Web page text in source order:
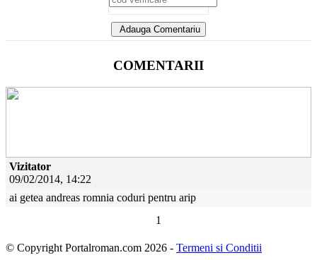
Adauga Comentariu
COMENTARII
Vizitator
09/02/2014, 14:22
ai getea andreas romnia coduri pentru arip
1
© Copyright Portalroman.com 2026 - Termeni si Conditii